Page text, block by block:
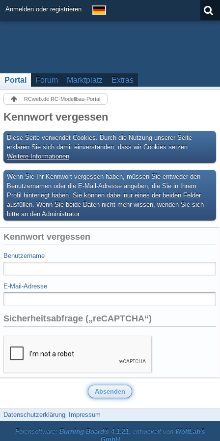
Anmelden oder registrieren
Portal Forum Marktplatz Extras
RCweb.de RC-Modellbau-Portal
Kennwort vergessen
Diese Seite verwendet Cookies. Durch die Nutzung unserer Seite
erklären Sie sich damit einverstanden, dass wir Cookies setzen.
Weitere Informationen
Wenn Sie Ihr Kennwort vergessen haben, müssen Sie entweder den
Benutzernamen oder die E-Mail-Adresse angeben, die Sie in Ihrem
Profil hinterlegt haben. Sie können dabei nur eines der beiden Felder
ausfüllen. Wenn Sie beide Daten nicht mehr wissen, wenden Sie sich
bitte an den Administrator.
Kennwort vergessen
Benutzername
E-Mail-Adresse
Sicherheitsabfrage („reCAPTCHA“)
Datenschutzerklärung Impressum
Forensoftware: Burning Board® 4.1.21, entwickelt von WoltLab®
GmbH